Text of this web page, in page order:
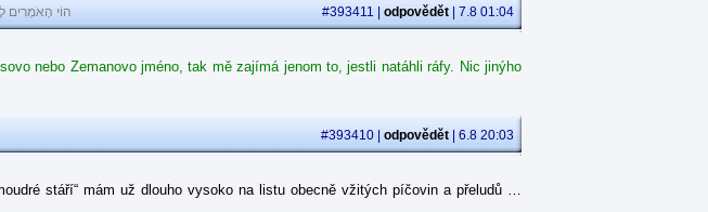
הוֹי הָאֹמְרִים #393411 | odpovědět | 7.8 01:04
nebo Zemanovo jméno, tak mě zajímá jenom to, jestli natáhli ráfy. Nic jinýho
#393410 | odpovědět | 6.8 20:03
stáří“ mám už dlouho vysoko na listu obecně vžitých píčovin a přeludů …